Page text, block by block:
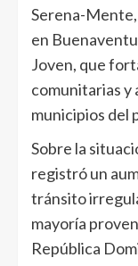
Serena-
en
Joven, que
comunitarias y
municipios del
Sobre la
registró un
tránsito
mayoría
República